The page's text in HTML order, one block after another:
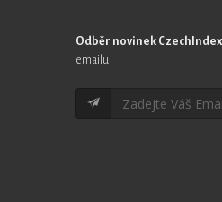
Odběr novinek CzechIndex
emailu